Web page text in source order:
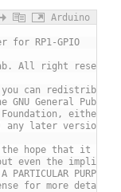
Arduino
RP1-GPIO
All right
can redistribute
General Public
either
later version.
hope that it will
even the implied
PURPOSE.
for more details.